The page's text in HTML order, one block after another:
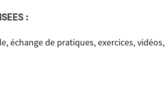
:
échange de pratiques, exercices, vidéos,